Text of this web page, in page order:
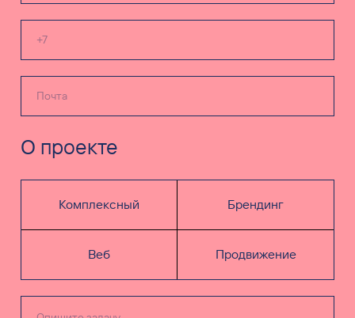
О проекте
Комплексный Брендинг
Веб Продвижение